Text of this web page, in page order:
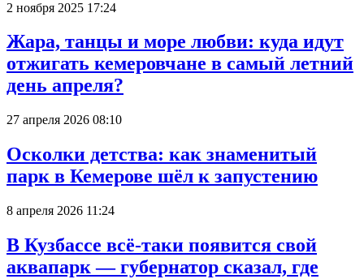
2 ноября 2025 17:24
Жара, танцы и море любви: куда идут
отжигать кемеровчане в самый летний
день апреля?
27 апреля 2026 08:10
Осколки детства: как знаменитый
парк в Кемерове шёл к запустению
8 апреля 2026 11:24
В Кузбассе всё-таки появится свой
аквапарк — губернатор сказал, где